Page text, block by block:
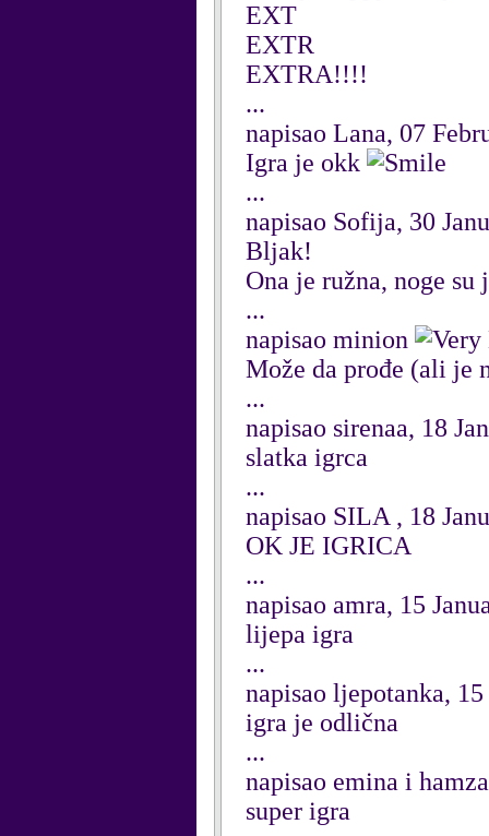
EXT
EXTR
EXTRA!!!!
...
napisao Lana, 07
Igra je okk
...
napisao Sofija, 30
Bljak!
Ona je ružna, noge
...
napisao minion
Može da prođe (ali je
...
napisao sirenaa, 18
slatka igrca
...
napisao SILA , 18
OK JE IGRICA
...
napisao amra, 15
lijepa igra
...
napisao ljepotanka,
igra je odlična
...
napisao emina i
super igra